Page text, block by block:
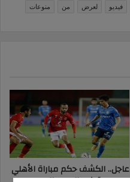
فيديو لعرض من منوعات
عاجل.. الكشف حكم مباراة الأهلي